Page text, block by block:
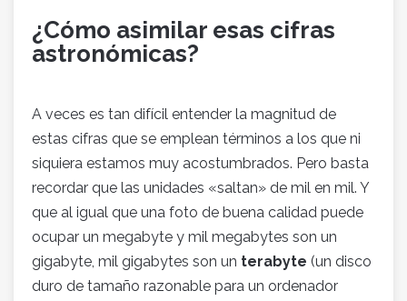
¿Cómo asimilar esas cifras
astronómicas?
A veces es tan difícil entender la magnitud de
estas cifras que se emplean términos a los que ni
siquiera estamos muy acostumbrados. Pero basta
recordar que las unidades «saltan» de mil en mil. Y
que al igual que una foto de buena calidad puede
ocupar un megabyte y mil megabytes son un
gigabyte, mil gigabytes son un terabyte (un disco
duro de tamaño razonable para un ordenador